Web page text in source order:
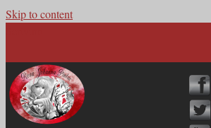
Skip to content